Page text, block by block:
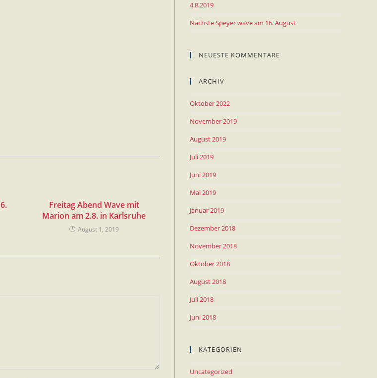
Freitag Abend Wave mit
Marion am 2.8. in Karlsruhe
August 1, 2019
4.8.2019
Nächste Speyer wave am 16. August
NEUESTE KOMMENTARE
ARCHIV
Oktober 2022
November 2019
August 2019
Juli 2019
Juni 2019
Mai 2019
Januar 2019
Dezember 2018
November 2018
Oktober 2018
August 2018
Juli 2018
Juni 2018
KATEGORIEN
Uncategorized